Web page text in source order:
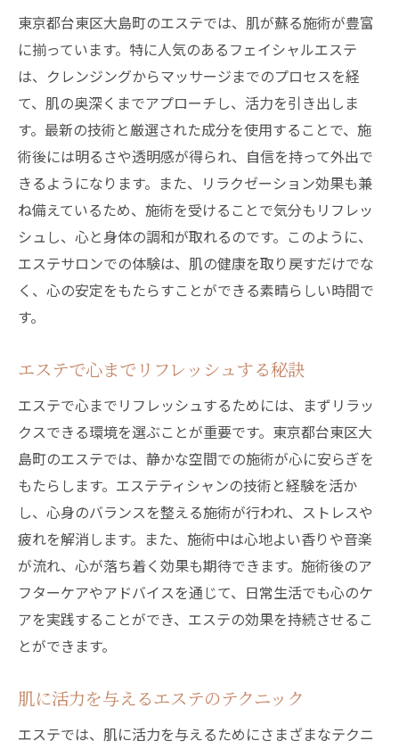
東京都台東区大島町のエステでは、肌が蘇る施術が豊富
に揃っています。特に人気のあるフェイシャルエステ
は、クレンジングからマッサージまでのプロセスを経
て、肌の奥深くまでアプローチし、活力を引き出しま
す。最新の技術と厳選された成分を使用することで、施
術後には明るさや透明感が得られ、自信を持って外出で
きるようになります。また、リラクゼーション効果も兼
ね備えているため、施術を受けることで気分もリフレッ
シュし、心と身体の調和が取れるのです。このように、
エステサロンでの体験は、肌の健康を取り戻すだけでな
く、心の安定をもたらすことができる素晴らしい時間で
す。
エステで心までリフレッシュする秘訣
エステで心までリフレッシュするためには、まずリラッ
クスできる環境を選ぶことが重要です。東京都台東区大
島町のエステでは、静かな空間での施術が心に安らぎを
もたらします。エステティシャンの技術と経験を活か
し、心身のバランスを整える施術が行われ、ストレスや
疲れを解消します。また、施術中は心地よい香りや音楽
が流れ、心が落ち着く効果も期待できます。施術後のア
フターケアやアドバイスを通じて、日常生活でも心のケ
アを実践することができ、エステの効果を持続させるこ
とができます。
肌に活力を与えるエステのテクニック
エステでは、肌に活力を与えるためにさまざまなテクニ